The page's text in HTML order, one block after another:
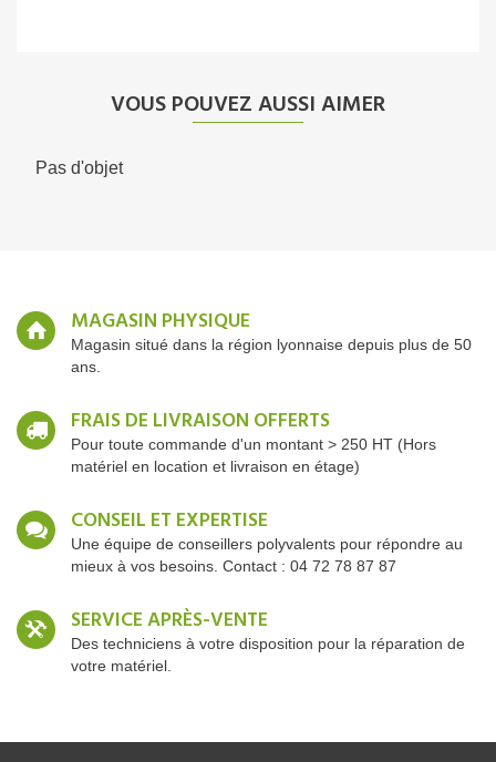
VOUS POUVEZ AUSSI AIMER
Pas d'objet
MAGASIN PHYSIQUE
Magasin situé dans la région lyonnaise depuis plus de 50
ans.
FRAIS DE LIVRAISON OFFERTS
Pour toute commande d'un montant > 250 HT (Hors
matériel en location et livraison en étage)
CONSEIL ET EXPERTISE
Une équipe de conseillers polyvalents pour répondre au
mieux à vos besoins. Contact : 04 72 78 87 87
SERVICE APRÈS-VENTE
Des techniciens à votre disposition pour la réparation de
votre matériel.